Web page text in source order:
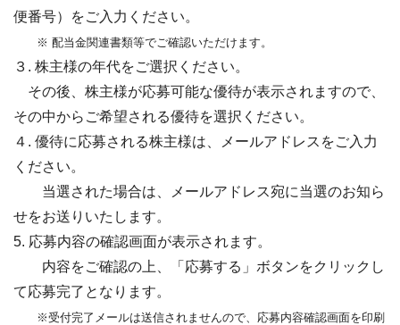
便番号）をご入力ください。
※ 配当金関連書類等でご確認いただけます。
３. 株主様の年代をご選択ください。
その後、株主様が応募可能な優待が表示されますので、
その中からご希望される優待を選択ください。
４. 優待に応募される株主様は、メールアドレスをご入力
ください。
当選された場合は、メールアドレス宛に当選のお知ら
せをお送りいたします。
5. 応募内容の確認画面が表示されます。
内容をご確認の上、「応募する」ボタンをクリックし
て応募完了となります。
※受付完了メールは送信されませんので、応募内容確認画面を印刷